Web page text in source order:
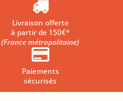

Livraison offerte
à partir de 150€*
(France métropolitaine)

Paiements
sécurisés